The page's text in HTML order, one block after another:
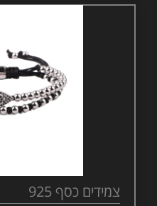
צמידים כסף 925